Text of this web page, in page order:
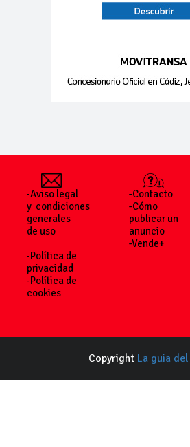
-Aviso legal
y condiciones
generales
de uso
-Política de
privacidad
-Política de
cookies
-Contacto
-Cómo
publicar un
anuncio
-Vende+
Copyright La guia